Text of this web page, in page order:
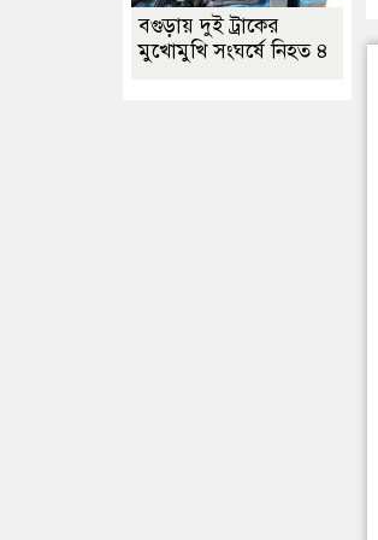
বগুড়ায় দুই ট্রাকের
মুখোমুখি সংঘর্ষে নিহত ৪